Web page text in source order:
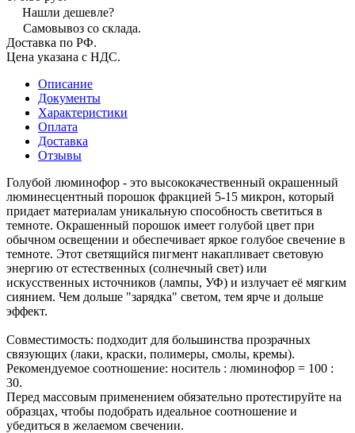
Нашли дешевле?
Самовывоз со склада.
Доставка по РФ.
Цена указана с НДС.
Описание
Документы
Характеристики
Оплата
Доставка
Отзывы
Голубой люминофор - это высококачественный окрашенный
люминесцентный порошок фракцией 5-15 микрон, который
придает материалам уникальную способность светиться в
темноте. Окрашенный порошок имеет голубой цвет при
обычном освещении и обеспечивает яркое голубое свечение в
темноте. Этот светящийся пигмент накапливает световую
энергию от естественных (солнечный свет) или
искусственных источников (лампы, УФ) и излучает её мягким
сиянием. Чем дольше "зарядка" светом, тем ярче и дольше
эффект.
Совместимость: подходит для большинства прозрачных
связующих (лаки, краски, полимеры, смолы, кремы).
Рекомендуемое соотношение: носитель : люминофор = 100 :
30.
Перед массовым применением обязательно протестируйте на
образцах, чтобы подобрать идеальное соотношение и
убедиться в желаемом свечении.